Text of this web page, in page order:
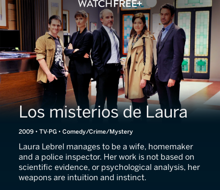
Los misterios de Laura
2009 • TV-PG • Comedy/Crime/Mystery
Laura Lebrel manages to be a wife, homemaker
and a police inspector. Her work is not based on
scientific evidence, or psychological analysis, her
weapons are intuition and instinct.